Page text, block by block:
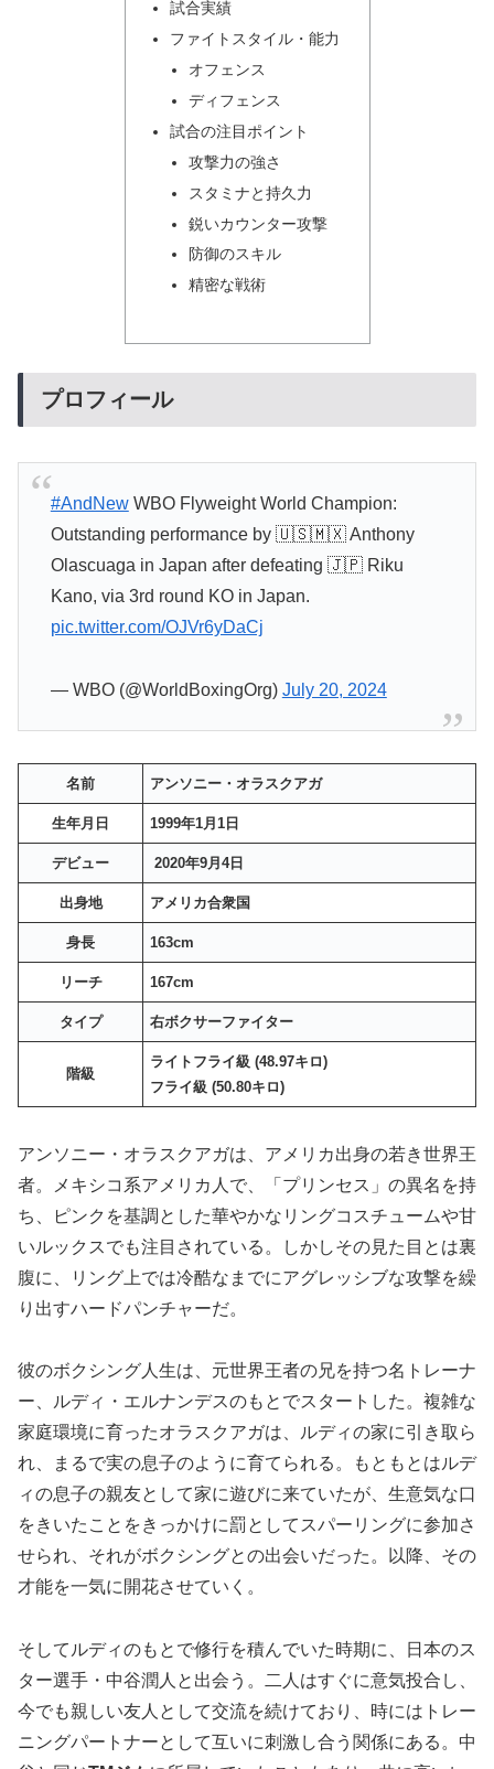
試合実績
ファイトスタイル・能力
オフェンス
ディフェンス
試合の注目ポイント
攻撃力の強さ
スタミナと持久力
鋭いカウンター攻撃
防御のスキル
精密な戦術
プロフィール
#AndNewWBO Flyweight World Champion:
Outstanding performance by 🇺🇸🇲🇽 Anthony
Olascuaga in Japan after defeating 🇯🇵 Riku
Kano, via 3rd round KO in Japan.
pic.twitter.com/OJVr6yDaCj
— WBO (@WorldBoxingOrg) July 20, 2024
名前 アンソニー・オラスクアガ
生年月日 1999年1月1日
デビュー 2020年9月4日
出身地 アメリカ合衆国
身長 163cm
リーチ 167cm
タイプ 右ボクサーファイター
階級
ライトフライ級 (48.97キロ)
フライ級 (50.80キロ)
アンソニー・オラスクアガは、アメリカ出身の若き世界王
者。メキシコ系アメリカ人で、「プリンセス」の異名を持
ち、ピンクを基調とした華やかなリングコスチュームや甘
いルックスでも注目されている。しかしその見た目とは裏
腹に、リング上では冷酷なまでにアグレッシブな攻撃を繰
り出すハードパンチャーだ。
彼のボクシング人生は、元世界王者の兄を持つ名トレーナ
ー、ルディ・エルナンデスのもとでスタートした。複雑な
家庭環境に育ったオラスクアガは、ルディの家に引き取ら
れ、まるで実の息子のように育てられる。もともとはルデ
ィの息子の親友として家に遊びに来ていたが、生意気な口
をきいたことをきっかけに罰としてスパーリングに参加さ
せられ、それがボクシングとの出会いだった。以降、その
才能を一気に開花させていく。
そしてルディのもとで修行を積んでいた時期に、日本のス
ター選手・中谷潤人と出会う。二人はすぐに意気投合し、
今でも親しい友人として交流を続けており、時にはトレー
ニングパートナーとして互いに刺激し合う関係にある。中